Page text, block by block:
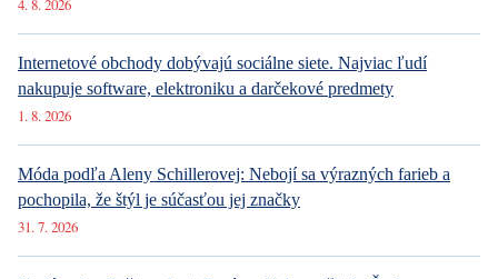
Najnovšie články
Ako Prague Pride prestal šokovať. Z kultúrnej vojny sa stal bežný
pražský festival
5. 8. 2026
Beriem si mormóna: Nepije alkohol ani kávu, sex si necháva až
po svadbe. Cirkev radí, ako na prvé rande
4. 8. 2026